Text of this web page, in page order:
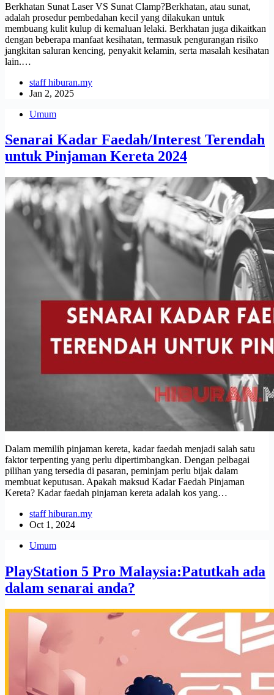
Berkhatan Sunat Laser VS Sunat Clamp?Berkhatan, atau sunat,
adalah prosedur pembedahan kecil yang dilakukan untuk
membuang kulit kulup di kemaluan lelaki. Berkhatan juga dikaitkan
dengan beberapa manfaat kesihatan, termasuk pengurangan risiko
jangkitan saluran kencing, penyakit kelamin, serta masalah kesihatan
lain.…
staff hiburan.my
Jan 2, 2025
Umum
Senarai Kadar Faedah/Interest Terendah
untuk Pinjaman Kereta 2024
Dalam memilih pinjaman kereta, kadar faedah menjadi salah satu
faktor terpenting yang perlu dipertimbangkan. Dengan pelbagai
pilihan yang tersedia di pasaran, peminjam perlu bijak dalam
membuat keputusan. Apakah maksud Kadar Faedah Pinjaman
Kereta? Kadar faedah pinjaman kereta adalah kos yang…
staff hiburan.my
Oct 1, 2024
Umum
PlayStation 5 Pro Malaysia:Patutkah ada
dalam senarai anda?